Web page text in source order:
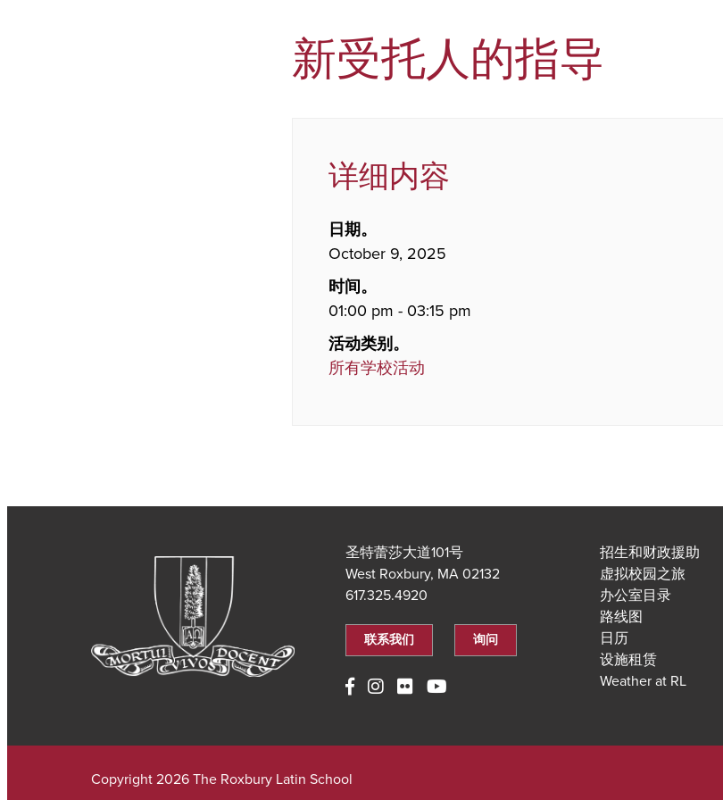
新受托人的指导
详细内容
日期。
October 9, 2025
时间。
01:00 pm - 03:15 pm
活动类别。
所有学校活动
圣特蕾莎大道101号
West Roxbury, MA 02132
617.325.4920
联系我们 询问
招生和财政援助
虚拟校园之旅
办公室目录
路线图
日历
设施租赁
Weather at RL
Copyright 2026 The Roxbury Latin School